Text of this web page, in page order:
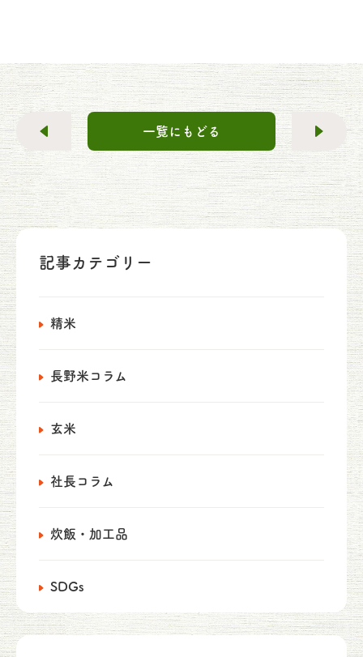
一覧にもどる
記事カテゴリー
精米
長野米コラム
玄米
社長コラム
炊飯・加工品
SDGs